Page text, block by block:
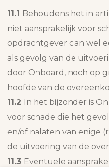
11.1
Behoudens het in
niet aansprakelijk voor
opdrachtgever dan wel
als gevolg van de
door Onboard, noch op
hoofde van de
11.2
In het bijzonder is
voor schade die het
en/of nalaten van enige
de uitvoering van de
11.3 Eventuele